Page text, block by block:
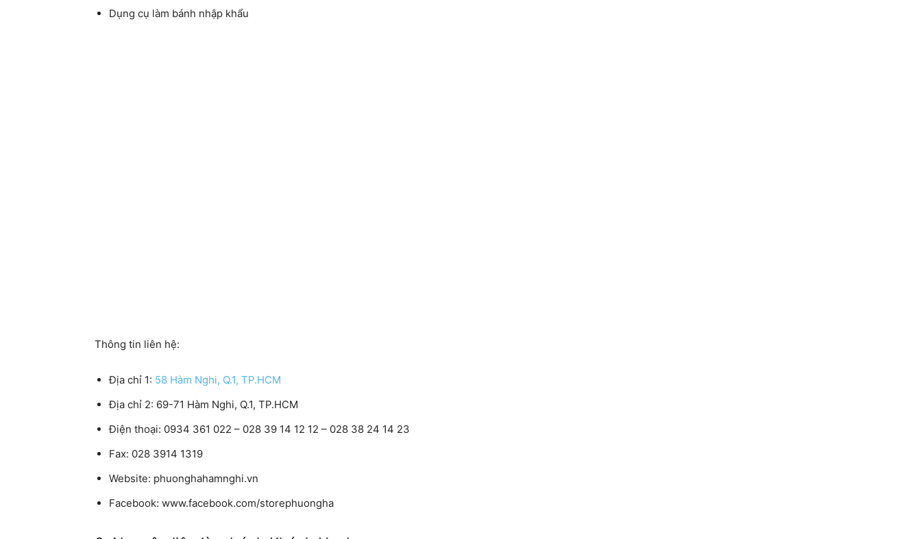
Dụng cụ làm bánh nhập khẩu
Thông tin liên hệ:
Địa chỉ 1: 58 Hàm Nghi, Q.1, TP.HCM
Địa chỉ 2: 69-71 Hàm Nghi, Q.1, TP.HCM
Điện thoại: 0934 361 022 – 028 39 14 12 12 – 028 38 24 14 23
Fax: 028 3914 1319
Website: phuonghahamnghi.vn
Facebook: www.facebook.com/storephuongha